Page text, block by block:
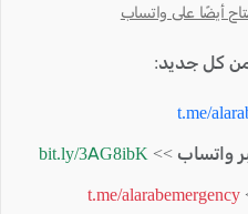
أيضًا على واتساب
من كل جديد:
t.me/
واتساب >> bit.ly/3AG8ibK
t.me/alarabemergency